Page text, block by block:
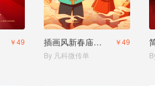
￥49
插画风新春庙会邀请函
￥49
By 凡科微传单